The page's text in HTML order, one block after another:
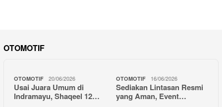
OTOMOTIF
OTOMOTIF 20/06/2026
Usai Juara Umum di
Indramayu, Shaqeel 12…
OTOMOTIF 16/06/2026
Sediakan Lintasan Resmi
yang Aman, Event…